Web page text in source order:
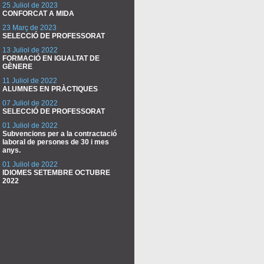
25 Juliol de 2023
CONFORCAT A MIDA
23 Març de 2023
SELECCIÓ DE PROFESSORAT
13 Juliol de 2022
FORMACIÓ EN IGUALTAT DE
GÈNERE
11 Juliol de 2022
ALUMNES EN PRÀCTIQUES
07 Juliol de 2022
SELECCIÓ DE PROFESSORAT
01 Juliol de 2022
Subvencions per a la contractació
laboral de persones de 30 i mes
anys.
01 Juliol de 2022
IDIOMES SETEMBRE OCTUBRE
2022